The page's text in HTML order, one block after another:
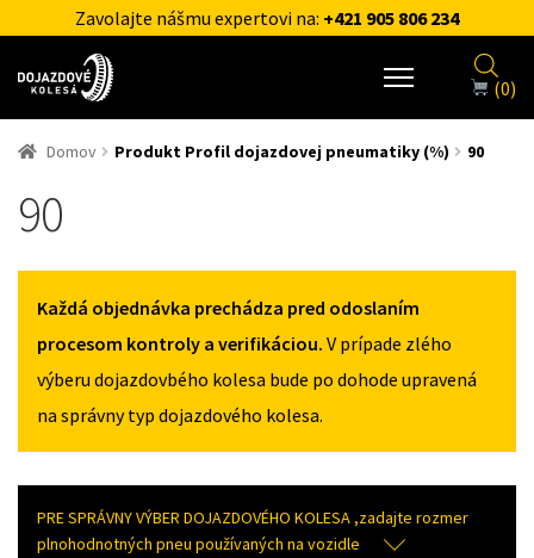
Zavolajte nášmu expertovi na: +421 905 806 234
(0)
Domov Produkt Profil dojazdovej pneumatiky (%) 90
90
Každá objednávka prechádza pred odoslaním
procesom kontroly a verifikáciou. V prípade zlého
výberu dojazdovbého kolesa bude po dohode upravená
na správny typ dojazdového kolesa.
PRE SPRÁVNY VÝBER DOJAZDOVÉHO KOLESA ,zadajte rozmer
plnohodnotných pneu používaných na vozidle